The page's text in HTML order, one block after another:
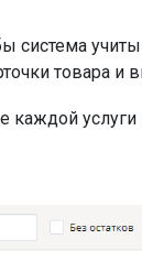
система
товара и
каждой